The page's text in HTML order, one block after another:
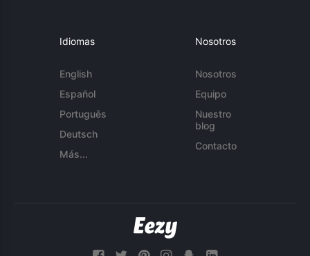
Idiomas
English
Español
Português
Deutsch
Más...
Nosotros
Nosotros
Equipo
Nuestro
blog
Contacto